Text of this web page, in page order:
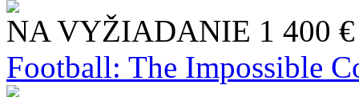
NA VYŽIADANIE 1 400 €
Football: The Impossible